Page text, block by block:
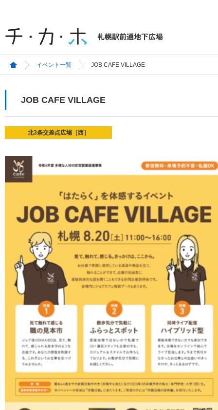
イベント一覧 JOB CAFE VILLAGE
JOB CAFE VILLAGE
北3条交差点広場［西］